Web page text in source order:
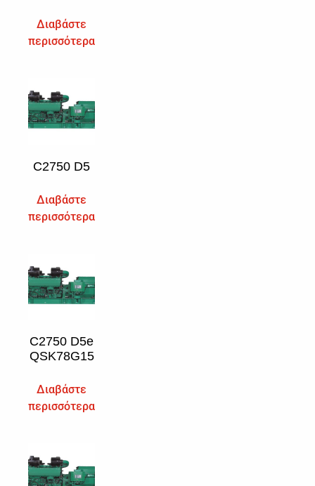
Διαβάστε
περισσότερα
C2750 D5
Διαβάστε
περισσότερα
C2750 D5e
QSK78G15
Διαβάστε
περισσότερα